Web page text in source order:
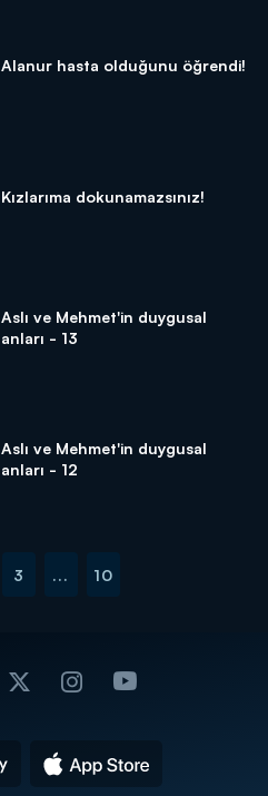
Alanur hasta olduğunu öğrendi!
Kızlarıma dokunamazsınız!
Aslı ve Mehmet'in duygusal
anları - 13
Aslı ve Mehmet'in duygusal
anları - 12
3 ... 10